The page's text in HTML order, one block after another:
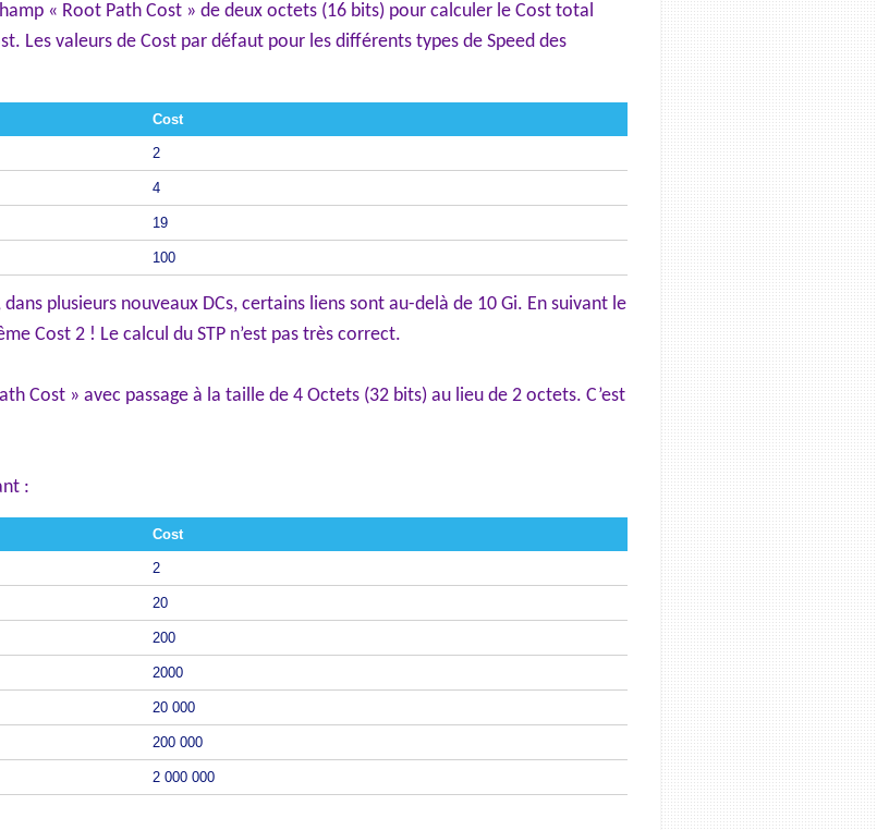
« Root Path Cost » de deux octets (16 bits) pour calculer le Cost total
Les valeurs de Cost par défaut pour les différents types de Speed des
Cost
2
4
19
100
plusieurs nouveaux DCs, certains liens sont au-delà de 10 Gi. En suivant le
Cost 2 ! Le calcul du STP n’est pas très correct.
Cost » avec passage à la taille de 4 Octets (32 bits) au lieu de 2 octets. C’est
:
Cost
2
20
200
2000
20 000
200 000
2 000 000